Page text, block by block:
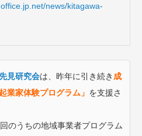
news/kitagawa-
見研究会は、昨年に引き続き 成
業家体験プログラム」 を支援さ
のうちの地域事業者プログラム